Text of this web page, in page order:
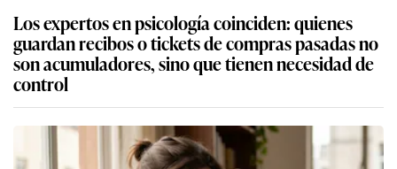
Los expertos en psicología coinciden: quienes
guardan recibos o tickets de compras pasadas no
son acumuladores, sino que tienen necesidad de
control